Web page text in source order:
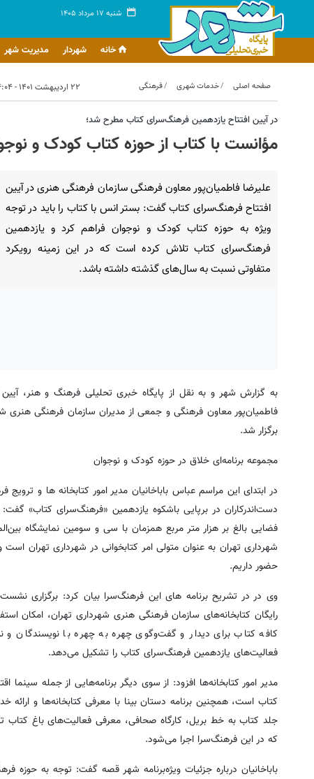
شنبه ۱۷ مرداد ۱۴۰۵
خانه شهردار مدیریت شهر
صفحه اصلی خدمات شهری فرهنگی ۲۲ اردیبهشت ۱۴۰۱ - ۱۴:۰۴
در آیین افتتاح یازدهمین فرهنگ‌سرای کتاب مطرح شد؛
مؤانست با کتاب از حوزه کتاب کودک و
علیرضا فاطمیان‌پور معاون فرهنگی سازمان فرهنگی هنری در آیین
افتتاح فرهنگ‌سرای کتاب گفت: بستر انس با کتاب را باید در توجه
ویژه به حوزه کتاب کودک و نوجوان فراهم کرد و یازدهمین
فرهنگ‌سرای کتاب تلاش کرده است که در این زمینه رویکرد
متفاوتی نسبت به سال‌های گذشته داشته باشد.
به گزارش شهر و به نقل از پایگاه خبری تحلیلی فرهنگ و هنر،
فاطمیان‌پور معاون فرهنگی و جمعی از مدیران سازمان فرهنگی
برگزار شد.
مجموعه برنامه‌ای خلاق در حوزه کودک و نوجوان
در ابتدای این مراسم عباس باباخانیان مدیر امور کتابخانه ها و
فضایی بالغ بر هزار متر مربع همزمان با سی و سومین نمایشگاه
حضور داریم.
وی در در تشریح برنامه های این فرهنگ‌سرا بیان کرد: برگزاری
کافه کتاب برای دیدار و گفت‌وگوی چهره به چهره با نویسندگان
فعالیت‌های یازدهمین فرهنگ‌سرای کتاب را تشکیل می‌دهد.
مدیر امور کتابخانه‌ها افزود: از سوی دیگر برنامه‌هایی از جمله
که در این فرهنگ‌سرا اجرا می‌شود.
باباخانیان درباره جزئیات ویژه‌برنامه شهر قصه گفت: توجه به حوزه